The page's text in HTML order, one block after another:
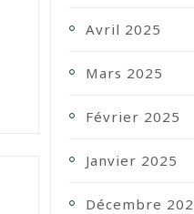
Avril 2025
Mars 2025
Février 2025
Janvier 2025
Décembre